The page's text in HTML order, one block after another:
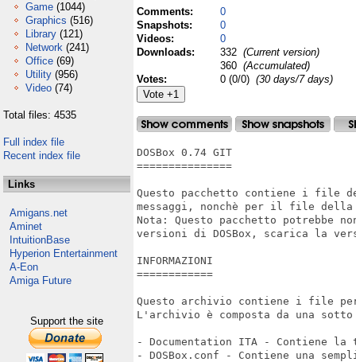
Game (1044)
Graphics (516)
Library (121)
Network (241)
Office (69)
Utility (956)
Video (74)
Total files: 4535
Full index file
Recent index file
Links
Amigans.net
Aminet
IntuitionBase
Hyperion Entertainment
A-Eon
Amiga Future
Support the site
Comments:
0
Snapshots:
0
Videos:
0
Downloads:
332 (Current version)
360 (Accumulated)
Votes:
0 (0/0) (30 days/7 days)
DOSBox 0.74 GIT
===============
Questo pacchetto contiene i file
messaggi, nonchè per il file della
Nota: Questo pacchetto potrebbe
versioni di DOSBox, scarica la
INFORMAZIONI
============
Questo archivio contiene i file
L'archivio è composta da una
- Documentation ITA - Contiene la
- DOSBox.conf - Contiene una